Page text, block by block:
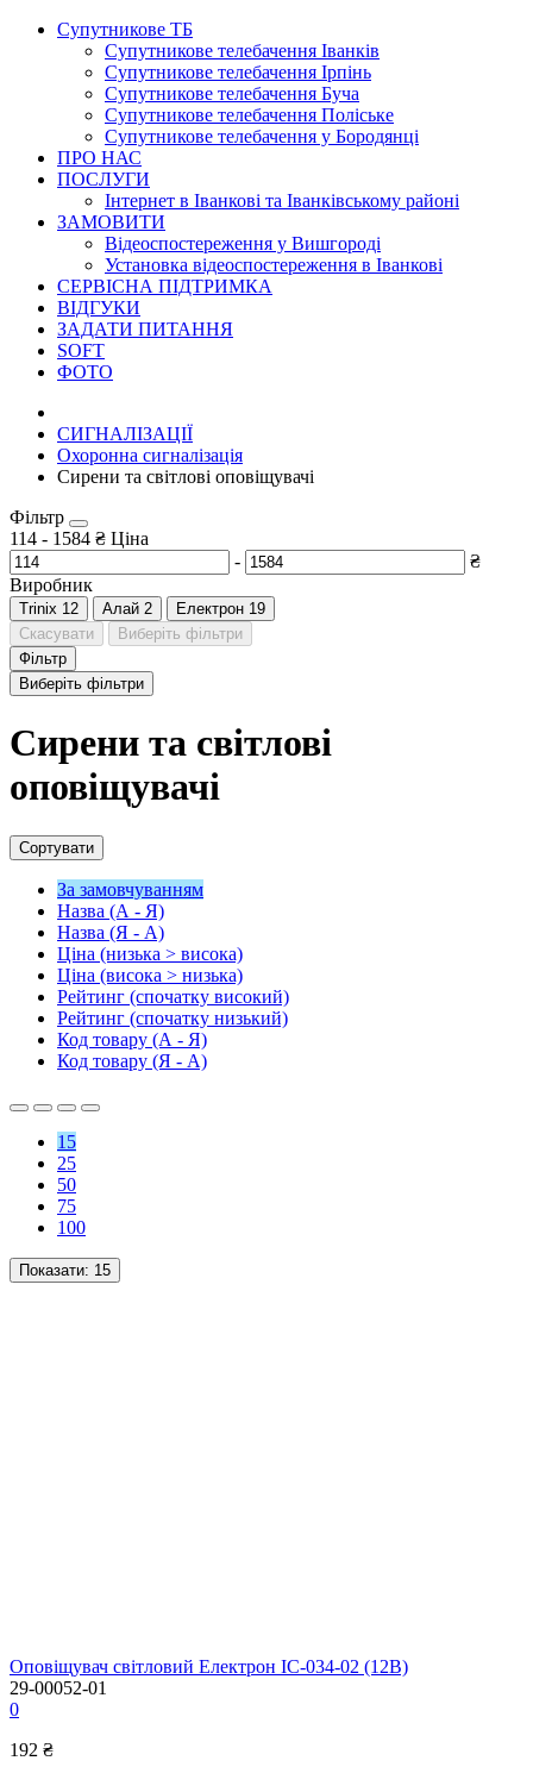
Супутникове ТБ
Супутникове телебачення Іванків
Супутникове телебачення Ірпінь
Супутникове телебачення Буча
Супутникове телебачення Поліське
Супутникове телебачення у Бородянці
ПРО НАС
ПОСЛУГИ
Інтернет в Іванкові та Іванківському районі
ЗАМОВИТИ
Відеоспостереження у Вишгороді
Установка відеоспостереження в Іванкові
СЕРВІСНА ПІДТРИМКА
ВІДГУКИ
ЗАДАТИ ПИТАННЯ
SOFT
ФОТО
СИГНАЛІЗАЦІЇ
Охоронна сигналізація
Сирени та світлові оповіщувачі
Фільтр
114 - 1584 ₴ Ціна
-
₴
Виробник
Trinix 12 Алай 2 Електрон 19
Скасувати
Виберіть фільтри
Фільтр
Виберіть фільтри
Сирени та світлові
оповіщувачі
Сортувати
За замовчуванням
Назва (А - Я)
Назва (Я - А)
Ціна (низька > висока)
Ціна (висока > низька)
Рейтинг (спочатку високий)
Рейтинг (спочатку низький)
Код товару (А - Я)
Код товару (Я - А)
15
25
50
75
100
Показати: 15
Оповіщувач світловий Електрон ІС-034-02 (12В)
29-00052-01
0
192 ₴